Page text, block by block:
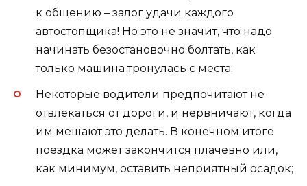
к общению – залог удачи каждого
автостопщика! Но это не значит, что надо
начинать безостановочно болтать, как
только машина тронулась с места;
Некоторые водители предпочитают не
отвлекаться от дороги, и нервничают, когда
им мешают это делать. В конечном итоге
поездка может закончится плачевно или,
как минимум, оставить неприятный осадок;